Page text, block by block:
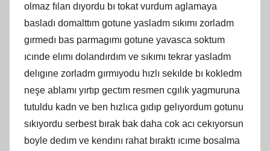
olmaz fılan dıyordu bı tokat vurdum aglamaya
basladı domalttım gotune yasladm sıkımı zorladm
gırmedı bas parmagımı gotune yavasca soktum
ıcınde elımı dolandırdım ve sıkımı tekrar yasladm
delıgıne zorladm gırmıyodu hızlı sekılde bı kokledm
neşe ablamı yırtıp gectım resmen cgılık yagmuruna
tutuldu kadn ve ben hızlıca gıdıp gelıyordum gotunu
sıkıyordu serbest bırak bak daha cok acı cekıyorsun
boyle dedım ve kendını rahat bıraktı ıcıme bosalma